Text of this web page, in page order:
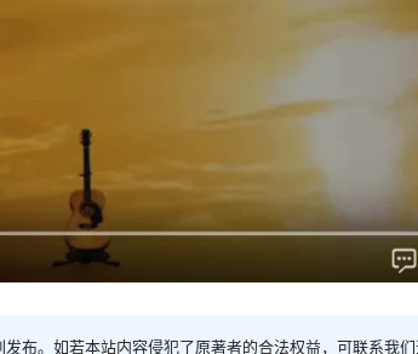
布。如若本站内容侵犯了原著者的合法权益，可联系我